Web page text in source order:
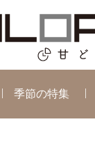
季節の特集